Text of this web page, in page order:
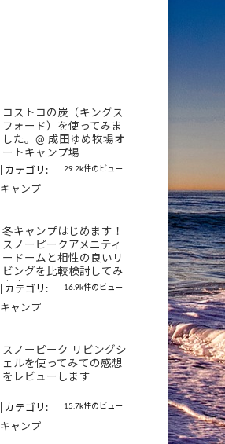
コストコの炭（キングス
フォード）を使ってみま
した。@ 成田ゆめ牧場オ
ートキャンプ場
29.2k件のビュー
カテゴリ:
キャンプ
冬キャンプはじめます！
スノーピークアメニティ
ードームと相性の良いリ
ビングを比較検討してみ
ます
16.9k件のビュー
カテゴリ:
キャンプ
スノーピーク リビングシ
ェルを使ってみての感想
をレビューします
15.7k件のビュー
カテゴリ:
キャンプ